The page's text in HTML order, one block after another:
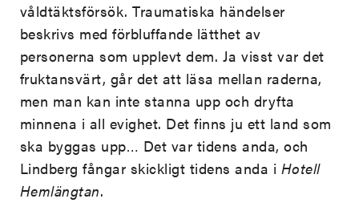
våldtäktsförsök. Traumatiska händelser
beskrivs med förbluffande lätthet av
personerna som upplevt dem. Ja visst var det
fruktansvärt, går det att läsa mellan raderna,
men man kan inte stanna upp och dryfta
minnena i all evighet. Det finns ju ett land som
ska byggas upp… Det var tidens anda, och
Lindberg fångar skickligt tidens anda i Hotell
Hemlängtan.